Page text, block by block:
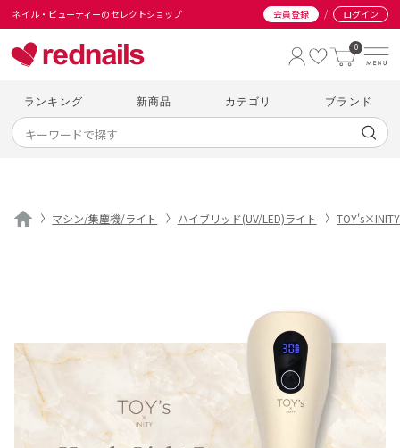
ネイル・ビューティーのセレクトショップ 会員登録 / ログイン
0
ランキング 新商品 カテゴリ ブランド
マシン/集塵機/ライト ハイブリッド(UV/LED)ライト TOY's×INITY